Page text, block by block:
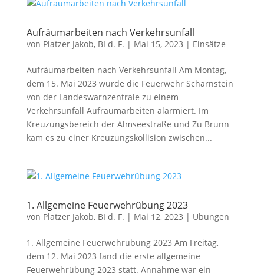
Aufräumarbeiten nach Verkehrsunfall
von Platzer Jakob, BI d. F. | Mai 15, 2023 | Einsätze
Aufräumarbeiten nach Verkehrsunfall Am Montag,
dem 15. Mai 2023 wurde die Feuerwehr Scharnstein
von der Landeswarnzentrale zu einem
Verkehrsunfall Aufräumarbeiten alarmiert. Im
Kreuzungsbereich der Almseestraße und Zu Brunn
kam es zu einer Kreuzungskollision zwischen...
1. Allgemeine Feuerwehrübung 2023
von Platzer Jakob, BI d. F. | Mai 12, 2023 | Übungen
1. Allgemeine Feuerwehrübung 2023 Am Freitag,
dem 12. Mai 2023 fand die erste allgemeine
Feuerwehrübung 2023 statt. Annahme war ein